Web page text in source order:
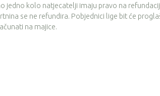
jedno kolo natjecatelji imaju pravo na
se ne refundira. Pobjednici lige bit će
na majice.